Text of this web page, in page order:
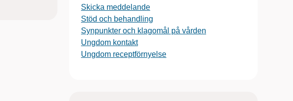
Skicka meddelande
Stöd och behandling
Synpunkter och klagomål på vården
Ungdom kontakt
Ungdom receptförnyelse